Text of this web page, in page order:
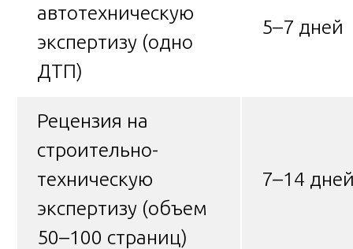
автотехническую
экспертизу (одно
ДТП)
5–7 дней
Рецензия на
строительно-
техническую
экспертизу (объем
50–100 страниц)
7–14